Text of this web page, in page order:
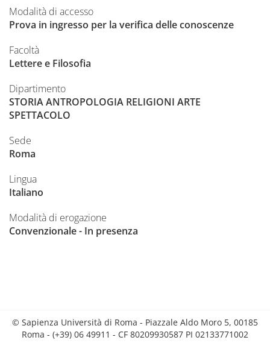
Modalità di accesso
Prova in ingresso per la verifica delle conoscenze
Facoltà
Lettere e Filosofia
Dipartimento
STORIA ANTROPOLOGIA RELIGIONI ARTE
SPETTACOLO
Sede
Roma
Lingua
Italiano
Modalità di erogazione
Convenzionale - In presenza
© Sapienza Università di Roma - Piazzale Aldo Moro 5, 00185
Roma - (+39) 06 49911 - CF 80209930587 PI 02133771002